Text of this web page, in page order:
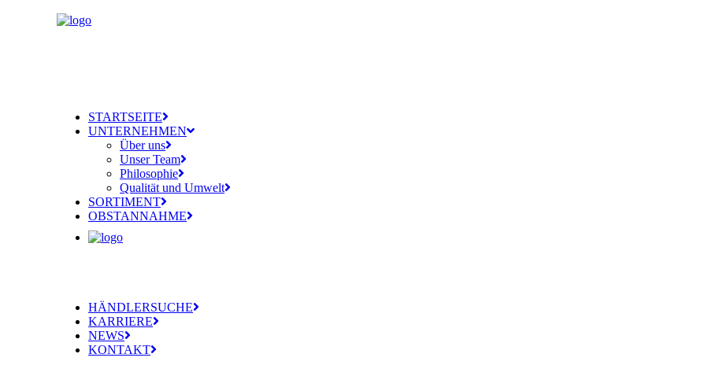
STARTSEITE
UNTERNEHMEN
Über uns
Unser Team
Philosophie
Qualität und Umwelt
SORTIMENT
OBSTANNAHME
HÄNDLERSUCHE
KARRIERE
NEWS
KONTAKT